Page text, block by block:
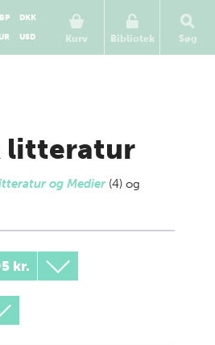
Kurv
DKK
USD Bibliotek Søg
litteratur
og Medier (4) og
kr.